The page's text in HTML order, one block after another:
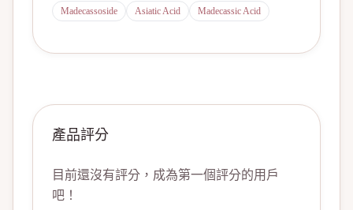
Madecassoside
Asiatic Acid Madecassic Acid
產品評分
目前還沒有評分，成為第一個評分的用戶
吧！